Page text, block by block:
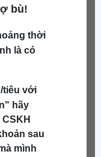
bù!
thời
là có
tiêu với
hãy
sau
mình